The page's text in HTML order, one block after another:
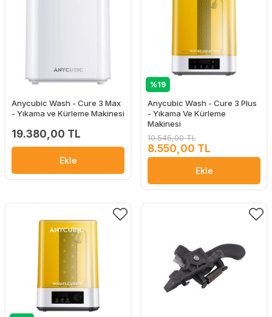
Anycubic Wash - Cure 3 Max
- Yıkama ve Kürleme Makinesi
19.380,00 TL
Ekle
%19
Anycubic Wash - Cure 3 Plus
- Yıkama Ve Kürleme
Makinesi
10.545,00 TL
8.550,00 TL
Ekle